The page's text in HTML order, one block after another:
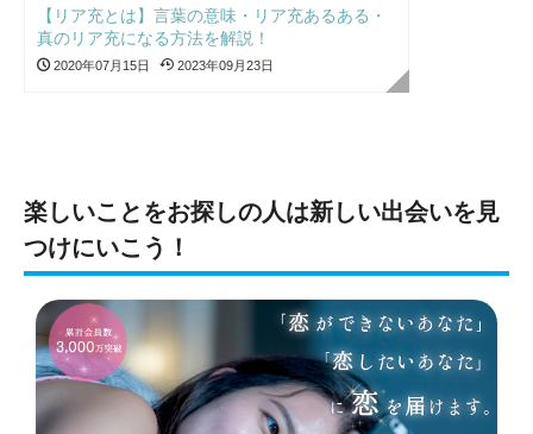
【リア充とは】言葉の意味・リア充あるある・
真のリア充になる方法を解説！
2020年07月15日 2023年09月23日
楽しいことをお探しの人は新しい出会いを見
つけにいこう！